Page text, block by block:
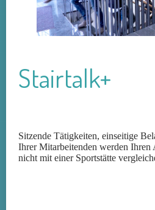
Stairtalk+
Sitzende Tätigkeiten, einseitige
Ihrer Mitarbeitenden werden Ihren
nicht mit einer Sportstätte